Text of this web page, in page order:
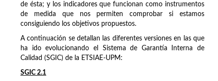
de ésta; y los indicadores que funcionan como instrumentos
de medida que nos permiten comprobar si estamos
consiguiendo los objetivos propuestos.
A continuación se detallan las diferentes versiones en las que
ha ido evolucionando el Sistema de Garantía Interna de
Calidad (SGIC) de la ETSIAE-UPM:
SGIC 2.1